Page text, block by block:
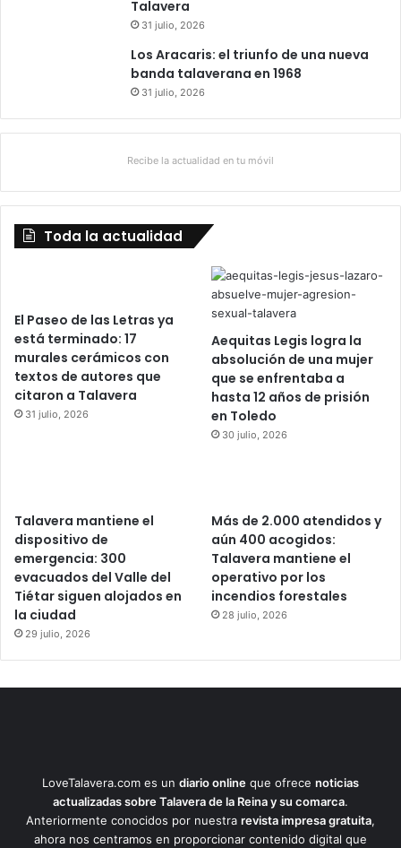
Talavera
31 julio, 2026
Los Aracaris: el triunfo de una nueva
banda talaverana en 1968
31 julio, 2026
Recibe la actualidad en tu móvil
Toda la actualidad
El Paseo de las Letras ya
está terminado: 17
murales cerámicos con
textos de autores que
citaron a Talavera
31 julio, 2026
Aequitas Legis logra la
absolución de una mujer
que se enfrentaba a
hasta 12 años de prisión
en Toledo
30 julio, 2026
Talavera mantiene el
dispositivo de
emergencia: 300
evacuados del Valle del
Tiétar siguen alojados en
la ciudad
29 julio, 2026
Más de 2.000 atendidos y
aún 400 acogidos:
Talavera mantiene el
operativo por los
incendios forestales
28 julio, 2026
LoveTalavera.com es un diario online que ofrece noticias
actualizadas sobre Talavera de la Reina y su comarca.
Anteriormente conocidos por nuestra revista impresa gratuita,
ahora nos centramos en proporcionar contenido digital que